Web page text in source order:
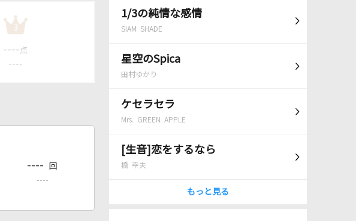
1/3の純情な感情
SIAM SHADE
星空のSpica
田村ゆかり
ケセラセラ
Mrs. GREEN APPLE
[生音]恋をするなら
橋 幸夫
もっと見る
3
---- 点
----
---- 回
----